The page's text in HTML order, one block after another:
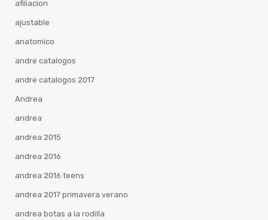
afiliacion
ajustable
anatomico
andre catalogos
andre catalogos 2017
Andrea
andrea
andrea 2015
andrea 2016
andrea 2016 teens
andrea 2017 primavera verano
andrea botas a la rodilla